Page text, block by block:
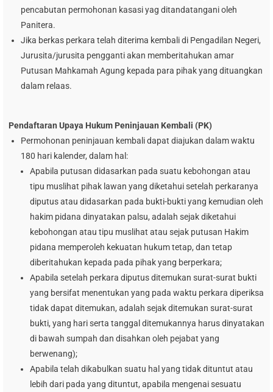
pencabutan permohonan kasasi yag ditandatangani oleh
Panitera.
Jika berkas perkara telah diterima kembali di Pengadilan Negeri,
Jurusita/jurusita pengganti akan memberitahukan amar
Putusan Mahkamah Agung kepada para pihak yang dituangkan
dalam relaas.
Pendaftaran Upaya Hukum Peninjauan Kembali (PK)
Permohonan peninjauan kembali dapat diajukan dalam waktu
180 hari kalender, dalam hal:
Apabila putusan didasarkan pada suatu kebohongan atau
tipu muslihat pihak lawan yang diketahui setelah perkaranya
diputus atau didasarkan pada bukti-bukti yang kemudian oleh
hakim pidana dinyatakan palsu, adalah sejak diketahui
kebohongan atau tipu muslihat atau sejak putusan Hakim
pidana memperoleh kekuatan hukum tetap, dan tetap
diberitahukan kepada pada pihak yang berperkara;
Apabila setelah perkara diputus ditemukan surat-surat bukti
yang bersifat menentukan yang pada waktu perkara diperiksa
tidak dapat ditemukan, adalah sejak ditemukan surat-surat
bukti, yang hari serta tanggal ditemukannya harus dinyatakan
di bawah sumpah dan disahkan oleh pejabat yang
berwenang);
Apabila telah dikabulkan suatu hal yang tidak dituntut atau
lebih dari pada yang dituntut, apabila mengenai sesuatu